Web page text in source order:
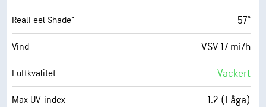
Daggpunkt 46° F
AccuLumen Brightness Index™ 2 (Mörkt)
Molntäcke 92 %
Sikt 10 eng. mil
RealFeel Shade™ 57°
Vind VSV 17 mi/h
Luftkvalitet Vackert
Max UV-index 1.2 (Låga)